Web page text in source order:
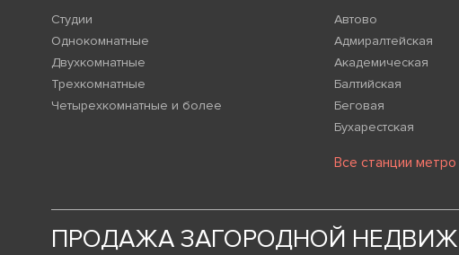
Студии
Однокомнатные
Двухкомнатные
Трехкомнатные
Четырехкомнатные и более
Автово
Адмиралтейская
Академическая
Балтийская
Беговая
Бухарестская
Все станции метро
ПРОДАЖА ЗАГОРОДНОЙ